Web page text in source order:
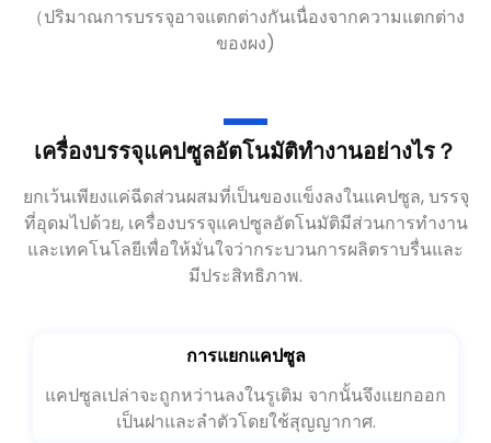
（ปริมาณการบรรจุอาจแตกต่างกันเนื่องจากความแตกต่าง
ของผง)
เครื่องบรรจุแคปซูลอัตโนมัติทำงานอย่างไร？
ยกเว้นเพียงแค่ฉีดส่วนผสมที่เป็นของแข็งลงในแคปซูล, บรรจุ
ที่อุดมไปด้วย, เครื่องบรรจุแคปซูลอัตโนมัติมีส่วนการทำงาน
และเทคโนโลยีเพื่อให้มั่นใจว่ากระบวนการผลิตราบรื่นและ
มีประสิทธิภาพ.
การแยกแคปซูล
แคปซูลเปล่าจะถูกหว่านลงในรูเติม จากนั้นจึงแยกออก
เป็นฝาและลำตัวโดยใช้สุญญากาศ.